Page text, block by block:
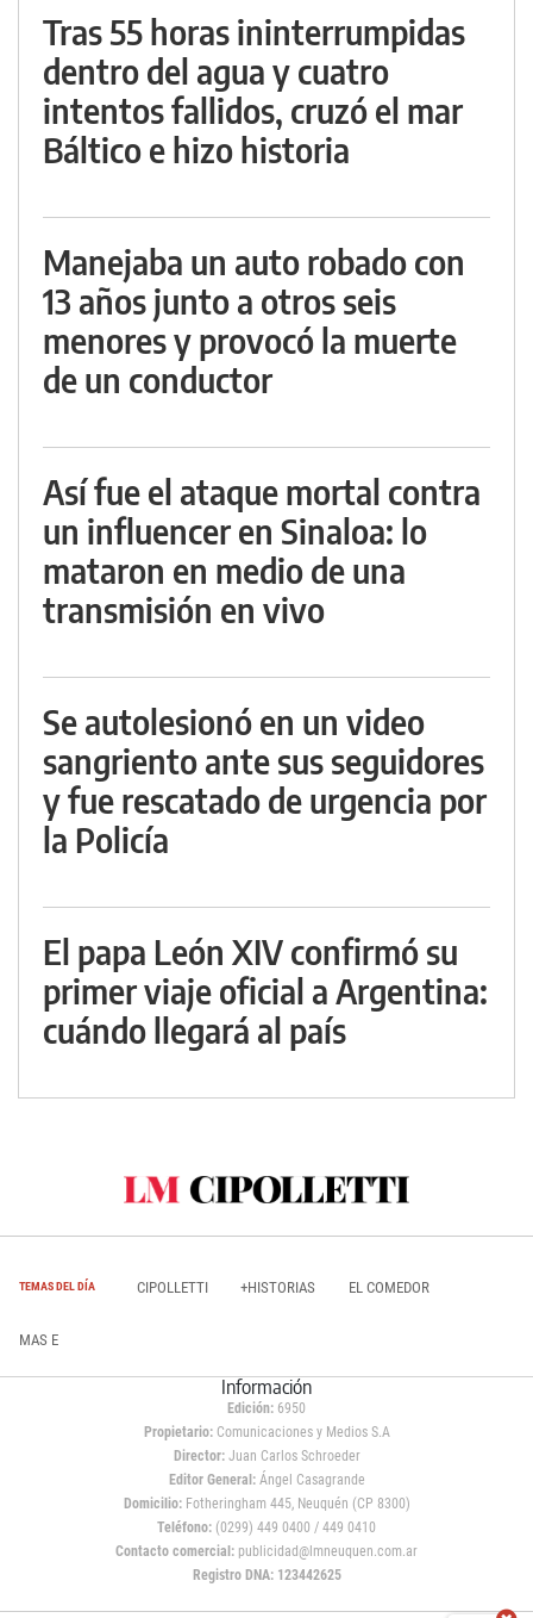
Tras 55 horas ininterrumpidas
dentro del agua y cuatro
intentos fallidos, cruzó el mar
Báltico e hizo historia
Manejaba un auto robado con
13 años junto a otros seis
menores y provocó la muerte
de un conductor
Así fue el ataque mortal contra
un influencer en Sinaloa: lo
mataron en medio de una
transmisión en vivo
Se autolesionó en un video
sangriento ante sus seguidores
y fue rescatado de urgencia por
la Policía
El papa León XIV confirmó su
primer viaje oficial a Argentina:
cuándo llegará al país
TEMAS DEL DÍA CIPOLLETTI +HISTORIAS EL COMEDOR
MAS E
Información
Edición: 6950
Propietario:Comunicaciones y Medios S.A
Director: Juan Carlos Schroeder
Editor General:Ángel Casagrande
Domicilio:Fotheringham 445, Neuquén (CP 8300)
Teléfono: (0299) 449 0400 / 449 0410
Contacto comercial: publicidad@lmneuquen.com.ar
Registro DNA: 123442625